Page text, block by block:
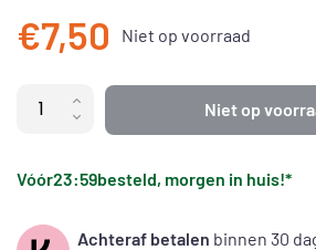
€7,50 Niet op voorraad
Niet op
Vóór23:59besteld, morgen in huis!*
Achteraf betalen binnen 30